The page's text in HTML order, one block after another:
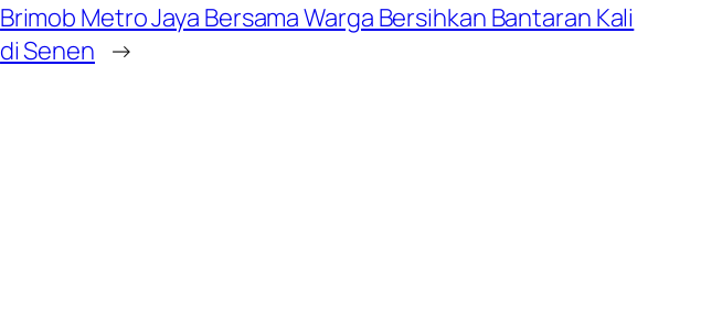
Brimob Metro Jaya Bersama Warga Bersihkan Bantaran Kali
di Senen →